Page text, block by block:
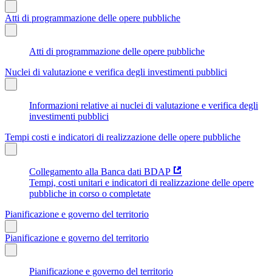
Atti di programmazione delle opere pubbliche
Atti di programmazione delle opere pubbliche
Nuclei di valutazione e verifica degli investimenti pubblici
Informazioni relative ai nuclei di valutazione e verifica degli
investimenti pubblici
Tempi costi e indicatori di realizzazione delle opere pubbliche
Collegamento alla Banca dati BDAP
Tempi, costi unitari e indicatori di realizzazione delle opere
pubbliche in corso o completate
Pianificazione e governo del territorio
Pianificazione e governo del territorio
Pianificazione e governo del territorio